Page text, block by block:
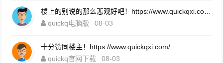
quickq电脑版
08-03
十分赞同楼主！https://www.quickqxi.com/
quickq官网下载
08-03